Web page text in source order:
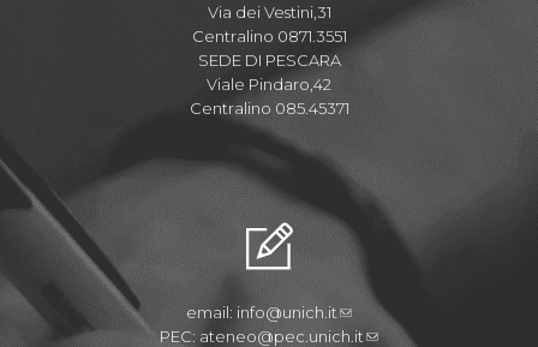
Via dei Vestini,31
Centralino 0871.3551
SEDE DI PESCARA
Viale Pindaro,42
Centralino 085.45371
email: info@unich.it
PEC: ateneo@pec.unich.it